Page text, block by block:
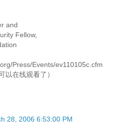
and
Fellow,
Press/Events/ev110105c.cfm
以在线观看了）
28, 2006 6:53:00 PM